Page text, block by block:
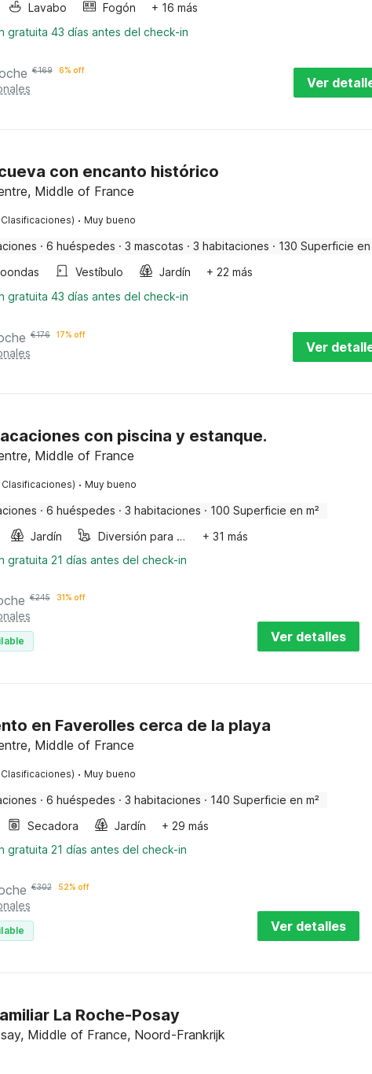
Lavabo Fogón
+ 16 más
gratuita 43 días antes del check-in
€169 6% off
Ver
con encanto histórico
Middle of France
· Muy bueno
· 6 huéspedes · 3 mascotas · 3 habitaciones · 130 Superficie en
Vestíbulo Jardín
+ 22 más
gratuita 43 días antes del check-in
€176 17% off
Ver
con piscina y estanque.
Middle of France
Clasificaciones) · Muy bueno
· 6 huéspedes · 3 habitaciones · 100 Superficie en m²
Jardín Diversión para niños
+ 31 más
gratuita 21 días antes del check-in
€245 31% off
Ver detalles
en Faverolles cerca de la playa
Middle of France
· Muy bueno
· 6 huéspedes · 3 habitaciones · 140 Superficie en m²
Secadora Jardín
+ 29 más
gratuita 21 días antes del check-in
€302 52% off
Ver detalles
La Roche-Posay
Middle of France, Noord-Frankrijk